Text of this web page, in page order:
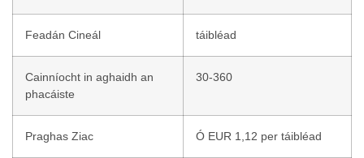
Feadán Cineál táibléad
Cainníocht in aghaidh an
phacáiste
30-360
Praghas Ziac Ó EUR 1,12 per táibléad